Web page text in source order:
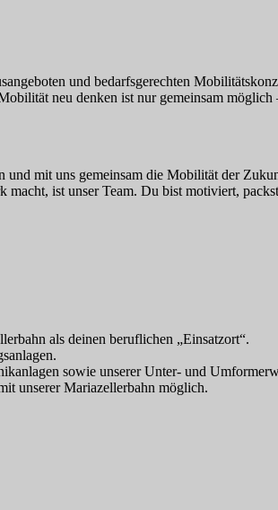
und bedarfsgerechten
neu denken ist nur gemeinsam
mit uns gemeinsam die Mobilität der
ist unser Team. Du bist motiviert,
als deinen beruflichen „Einsatzort“.
sowie unserer Unter- und
unserer Mariazellerbahn möglich.